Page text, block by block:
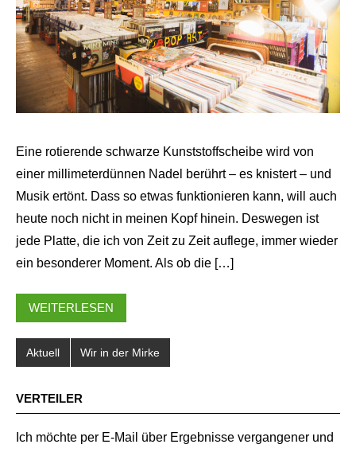
Eine rotierende schwarze Kunststoffscheibe wird von
einer millimeterdünnen Nadel berührt – es knistert – und
Musik ertönt. Dass so etwas funktionieren kann, will auch
heute noch nicht in meinen Kopf hinein. Deswegen ist
jede Platte, die ich von Zeit zu Zeit auflege, immer wieder
ein besonderer Moment. Als ob die […]
WEITERLESEN
Aktuell Wir in der Mirke
VERTEILER
Ich möchte per E-Mail über Ergebnisse vergangener und